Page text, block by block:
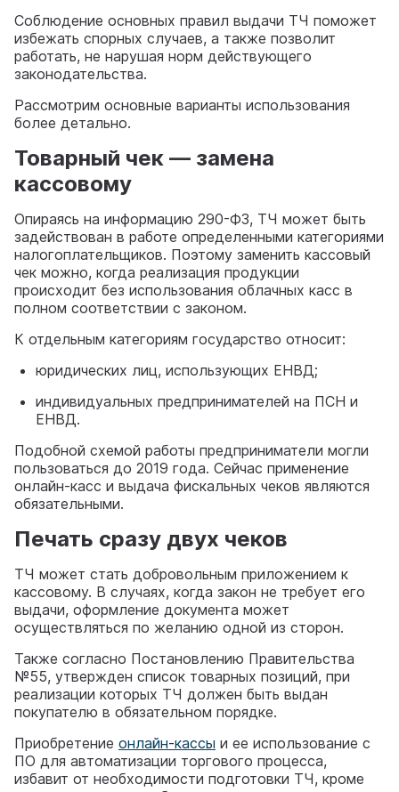
Соблюдение основных правил выдачи ТЧ поможет
избежать спорных случаев, а также позволит
работать, не нарушая норм действующего
законодательства.
Рассмотрим основные варианты использования
более детально.
Товарный чек — замена
кассовому
Опираясь на информацию 290-ФЗ, ТЧ может быть
задействован в работе определенными категориями
налогоплательщиков. Поэтому заменить кассовый
чек можно, когда реализация продукции
происходит без использования облачных касс в
полном соответствии с законом.
К отдельным категориям государство относит:
юридических лиц, использующих ЕНВД;
индивидуальных предпринимателей на ПСН и
ЕНВД.
Подобной схемой работы предприниматели могли
пользоваться до 2019 года. Сейчас применение
онлайн-касс и выдача фискальных чеков являются
обязательными.
Печать сразу двух чеков
ТЧ может стать добровольным приложением к
кассовому. В случаях, когда закон не требует его
выдачи, оформление документа может
осуществляться по желанию одной из сторон.
Также согласно Постановлению Правительства
№55, утвержден список товарных позиций, при
реализации которых ТЧ должен быть выдан
покупателю в обязательном порядке.
Приобретение онлайн-кассы и ее использование с
ПО для автоматизации торгового процесса,
избавит от необходимости подготовки ТЧ, кроме